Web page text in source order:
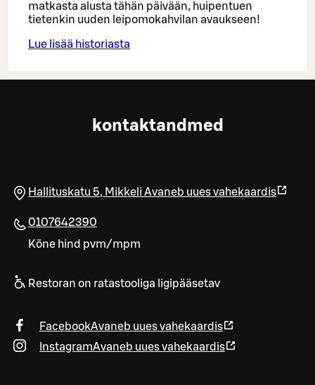
matkasta alusta tähän päivään, huipentuen
tietenkin uuden leipomokahvilan avaukseen!
Lue lisää historiasta
kontaktandmed
Hallituskatu 5, Mikkeli Avaneb uues vahekaardis
0107642390
Kõne hind pvm/mpm
Restoran on ratastooliga ligipääsetav
FacebookAvaneb uues vahekaardis
InstagramAvaneb uues vahekaardis